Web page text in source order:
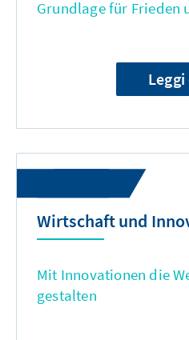
Grundlage für Frieden
Leggi
Wirtschaft und
Mit Innovationen die
gestalten